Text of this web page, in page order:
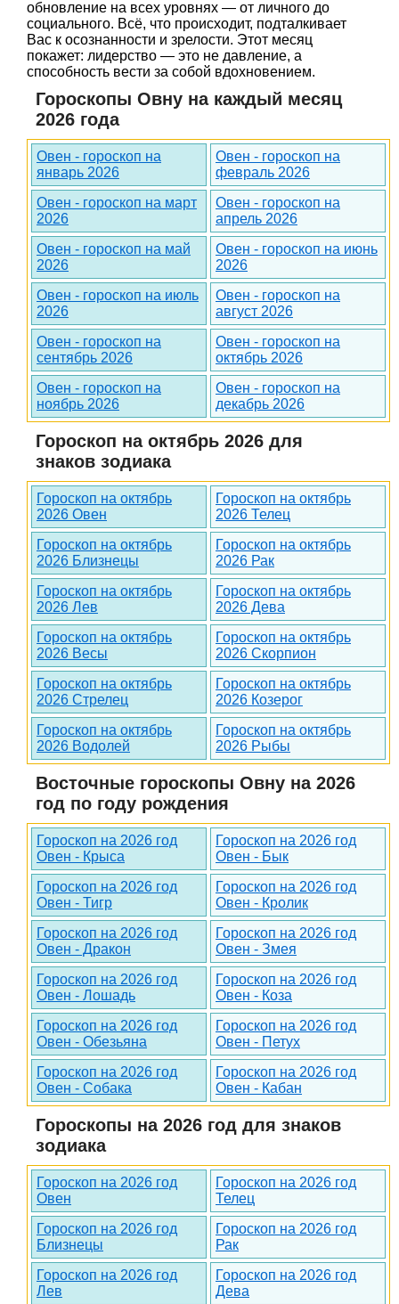
обновление на всех уровнях — от личного до
социального. Всё, что происходит, подталкивает
Вас к осознанности и зрелости. Этот месяц
покажет: лидерство — это не давление, а
способность вести за собой вдохновением.
Гороскопы Овну на каждый месяц
2026 года
Овен - гороскоп на
январь 2026
Овен - гороскоп на
февраль 2026
Овен - гороскоп на март
2026
Овен - гороскоп на
апрель 2026
Овен - гороскоп на май
2026
Овен - гороскоп на июнь
2026
Овен - гороскоп на июль
2026
Овен - гороскоп на
август 2026
Овен - гороскоп на
сентябрь 2026
Овен - гороскоп на
октябрь 2026
Овен - гороскоп на
ноябрь 2026
Овен - гороскоп на
декабрь 2026
Гороскоп на октябрь 2026 для
знаков зодиака
Гороскоп на октябрь
2026 Овен
Гороскоп на октябрь
2026 Телец
Гороскоп на октябрь
2026 Близнецы
Гороскоп на октябрь
2026 Рак
Гороскоп на октябрь
2026 Лев
Гороскоп на октябрь
2026 Дева
Гороскоп на октябрь
2026 Весы
Гороскоп на октябрь
2026 Скорпион
Гороскоп на октябрь
2026 Стрелец
Гороскоп на октябрь
2026 Козерог
Гороскоп на октябрь
2026 Водолей
Гороскоп на октябрь
2026 Рыбы
Восточные гороскопы Овну на 2026
год по году рождения
Гороскоп на 2026 год
Овен - Крыса
Гороскоп на 2026 год
Овен - Бык
Гороскоп на 2026 год
Овен - Тигр
Гороскоп на 2026 год
Овен - Кролик
Гороскоп на 2026 год
Овен - Дракон
Гороскоп на 2026 год
Овен - Змея
Гороскоп на 2026 год
Овен - Лошадь
Гороскоп на 2026 год
Овен - Коза
Гороскоп на 2026 год
Овен - Обезьяна
Гороскоп на 2026 год
Овен - Петух
Гороскоп на 2026 год
Овен - Собака
Гороскоп на 2026 год
Овен - Кабан
Гороскопы на 2026 год для знаков
зодиака
Гороскоп на 2026 год
Овен
Гороскоп на 2026 год
Телец
Гороскоп на 2026 год
Близнецы
Гороскоп на 2026 год
Рак
Гороскоп на 2026 год
Лев
Гороскоп на 2026 год
Дева